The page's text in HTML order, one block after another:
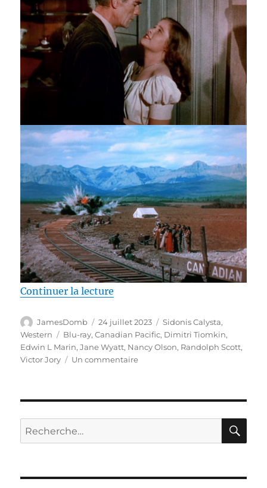
Continuer la lecture
Auteur
JamesDomb
Publié
le
24 juillet 2023 Catégories
Sidonis Calysta,
Western
Étiquettes
Blu-ray,Canadian Pacific, Dimitri Tiomkin,
Edwin L Marin,Jane Wyatt, Nancy Olson, Randolph Scott,
Victor Jory
Un commentairesur
Canadian
réalisé
Recherche
pour :